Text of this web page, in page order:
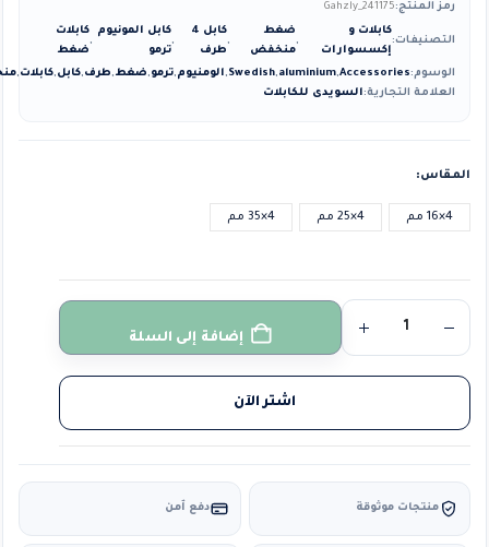
رمز المنتج:Gahzly_241175
التصنيفات:
كابلات و
إكسسوارات
,
ضغط
منخفض
,
كابل 4
طرف
,
كابل المونيوم
ترمو
,
كابلات
ضغط
الوسوم:Accessories
,
aluminium
,
Swedish
,الومنيوم,ترمو,ضغط,طرف,كابل,كابلات,
العلامة التجارية:السويدى للكابلات
المقاس
4×16 مم 4×25 مم 4×35 مم
إضافة إلى السلة
اشتر الآن
منتجات موثوقة دفع آمن